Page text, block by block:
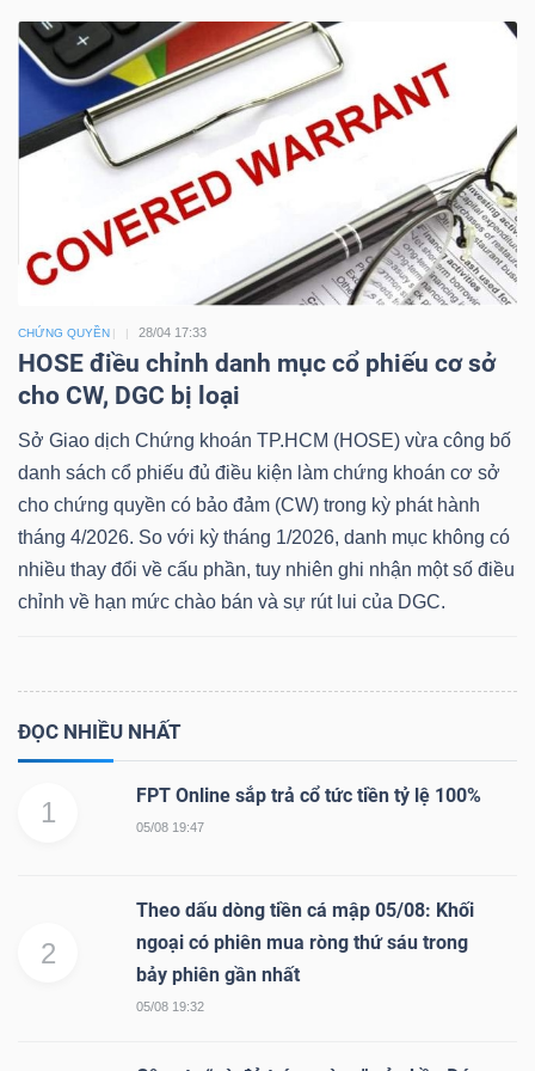
CHỨNG QUYỀN 28/04 17:33
HOSE điều chỉnh danh mục cổ phiếu cơ sở
cho CW, DGC bị loại
Sở Giao dịch Chứng khoán TP.HCM (HOSE) vừa công bố
danh sách cổ phiếu đủ điều kiện làm chứng khoán cơ sở
cho chứng quyền có bảo đảm (CW) trong kỳ phát hành
tháng 4/2026. So với kỳ tháng 1/2026, danh mục không có
nhiều thay đổi về cấu phần, tuy nhiên ghi nhận một số điều
chỉnh về hạn mức chào bán và sự rút lui của DGC.
ĐỌC NHIỀU NHẤT
1
FPT Online sắp trả cổ tức tiền tỷ lệ 100%
05/08 19:47
2
Theo dấu dòng tiền cá mập 05/08: Khối
ngoại có phiên mua ròng thứ sáu trong
bảy phiên gần nhất
05/08 19:32
Công
Truyền
thông
tài
chính
chính